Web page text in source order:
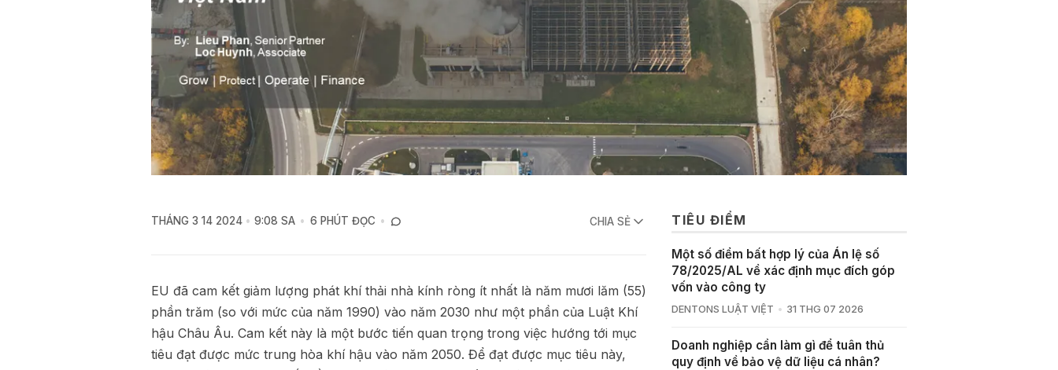
THÁNG 3 14 2024 9:08 SA 6 PHÚT ĐỌC CHIA SẺ
EU đã cam kết giảm lượng phát khí thải nhà kính ròng ít nhất là năm mươi lăm (55)
phần trăm (so với mức của năm 1990) vào năm 2030 như một phần của Luật Khí
hậu Châu Âu. Cam kết này là một bước tiến quan trọng trong việc hướng tới mục
tiêu đạt được mức trung hòa khí hậu vào năm 2050. Để đạt được mục tiêu này,
TIÊU ĐIỂM
Một số điểm bất hợp lý của Án lệ số
78/2025/AL về xác định mục đích góp
vốn vào công ty
DENTONS LUẬT VIỆT 31 THG 07 2026
Doanh nghiệp cần làm gì để tuân thủ
quy định về bảo vệ dữ liệu cá nhân?